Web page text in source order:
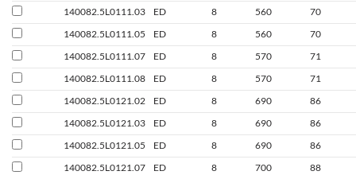
140082.5L0111.03
ED 8 560
70
140082.5L0111.05
ED 8 560
70
140082.5L0111.07
ED 8 570
71
140082.5L0111.08
ED 8 570
71
140082.5L0121.02
ED 8 690
86
140082.5L0121.03
ED 8 690
86
140082.5L0121.05
ED 8 690
86
140082.5L0121.07
ED 8 700
88